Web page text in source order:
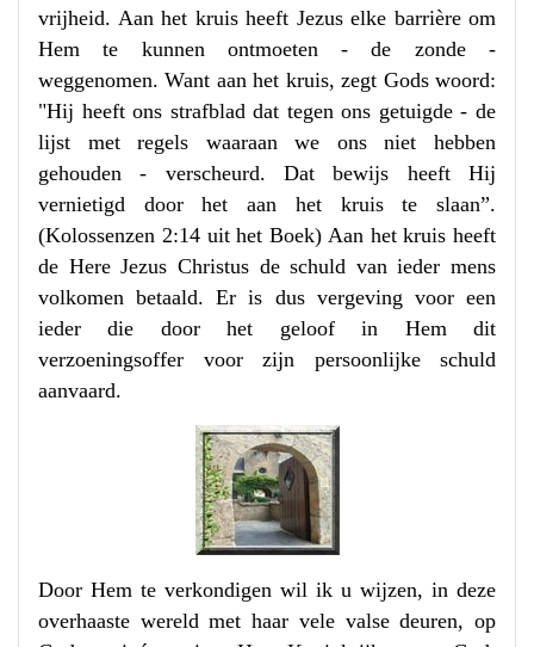
vrijheid. Aan het kruis heeft Jezus elke barrière om
Hem te kunnen ontmoeten - de zonde -
weggenomen. Want aan het kruis, zegt Gods woord:
"Hij heeft ons strafblad dat tegen ons getuigde - de
lijst met regels waaraan we ons niet hebben
gehouden - verscheurd. Dat bewijs heeft Hij
vernietigd door het aan het kruis te slaan”.
(Kolossenzen 2:14 uit het Boek) Aan het kruis heeft
de Here Jezus Christus de schuld van ieder mens
volkomen betaald. Er is dus vergeving voor een
ieder die door het geloof in Hem dit
verzoeningsoffer voor zijn persoonlijke schuld
aanvaard.
Door Hem te verkondigen wil ik u wijzen, in deze
overhaaste wereld met haar vele valse deuren, op